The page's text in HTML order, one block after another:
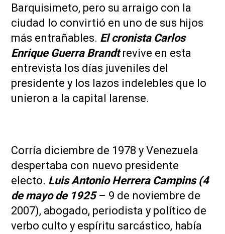
Barquisimeto, pero su arraigo con la
ciudad lo convirtió en uno de sus hijos
más entrañables. El cronista Carlos
Enrique Guerra Brandtrevive en esta
entrevista los días juveniles del
presidente y los lazos indelebles que lo
unieron a la capital larense.
Corría diciembre de 1978 y Venezuela
despertaba con nuevo presidente
electo. Luis Antonio Herrera Campins (4
de mayo de 1925– 9 de noviembre de
2007), abogado, periodista y político de
verbo culto y espíritu sarcástico, había